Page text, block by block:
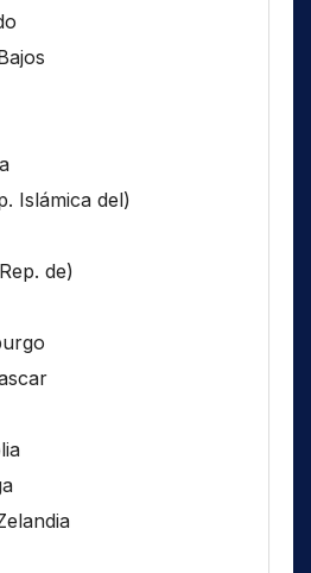
Islámica del)
de)